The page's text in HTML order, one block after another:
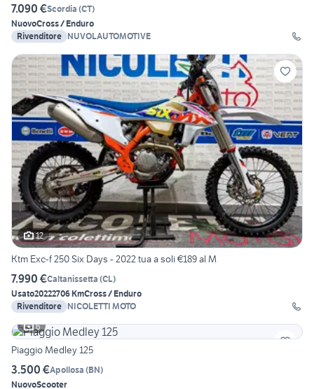
7.090 €Scordia (CT)
NuovoCross / Enduro
Rivenditore NUVOLAUTOMOTIVE
12
Ktm Exc-f 250 Six Days - 2022 tua a soli €189 al M
7.990 €Caltanissetta (CL)
Usato20222706 KmCross / Enduro
Rivenditore NICOLETTI MOTO
6
Piaggio Medley 125
3.500 €Apollosa (BN)
NuovoScooter